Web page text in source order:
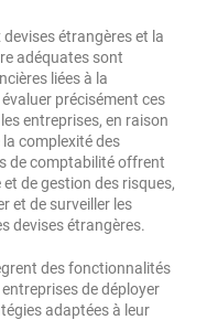
étrangères et la
adéquates sont
liées à la
précisément ces
entreprises, en raison
complexité des
de comptabilité offrent
de gestion des risques,
et de surveiller les
devises étrangères.
des fonctionnalités
de déployer
adaptées à leur